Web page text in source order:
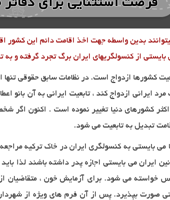
بدین واسطه جهت اخذ اقامت دائم این کشور
از کنسولگریهای ایران برگ تجرد گرفته و به
کشورها ازدواج است. در نظامات سابق حقوقی
ایرانی ازدواج کند ، تابعیت ایرانی به آن بانو
کشورهای دنیا تغییر نموده است . اکنون اگر
تبدیل به تابعیت می شود.
بایستی به کنسولگری ایران در خاک ترکیه
ایران می بایستی اجازه پدر داشته باشند لذا
شناسنامه به اضافه پاسپورت و ۳ قطعه عکس خواسته می شود. برای
صورت بپذیرد. پس از آن فرم های ویژه از